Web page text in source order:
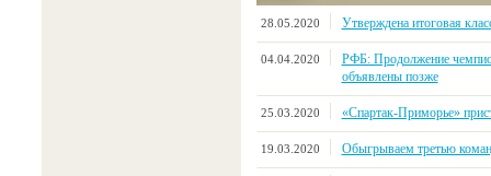
28.05.2020 Утверждена итоговая
04.04.2020
РФБ: Продолжение
объявлены позже
25.03.2020 «Спартак-Приморье»
19.03.2020 Обыгрываем третью